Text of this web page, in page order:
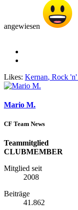
angewiesen
Likes: Kernan, Rock 'n'
Mario M.
CF Team News
Teammitglied
CLUBMEMBER
Mitglied seit
2008
Beiträge
41.862